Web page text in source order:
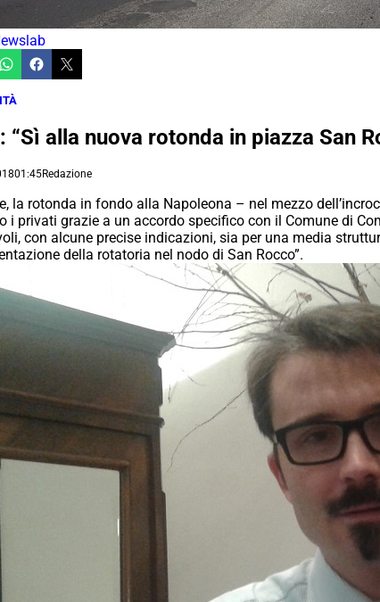
“Sì alla nuova rotonda in piazza San
01:45Redazione
la rotonda in fondo alla Napoleona – nel mezzo
i privati grazie a un accordo specifico con il Comune di
con alcune precise indicazioni, sia per una media
della rotatoria nel nodo di San Rocco”.